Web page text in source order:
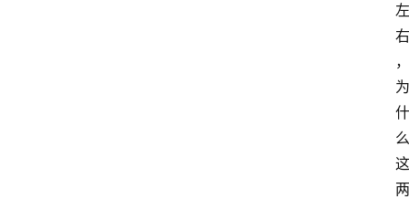
左
右
，
为
什
么
这
两